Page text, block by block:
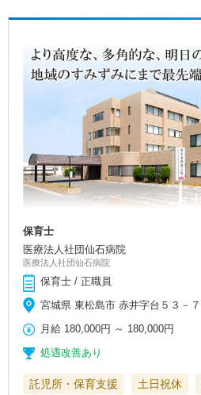
保育士
医療法人社団仙石病院
医療法人社団仙石病院
保育士 / 正職員
宮城県 東松島市 赤井字台５３－７
月給 180,000円 ～ 180,000円
処遇改善あり
託児所・保育支援 土日祝休